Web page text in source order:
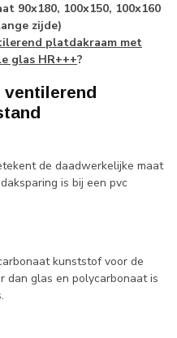
90x180, 100x150, 100x160
zijde)
platdakraam met
glas HR+++?
de daadwerkelijke maat
is bij een pvc
kunststof voor de
dan glas en polycarbonaat is